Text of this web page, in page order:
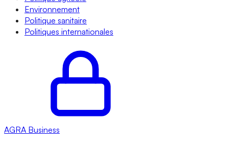
Environnement
Politique sanitaire
Politiques internationales
AGRA Business